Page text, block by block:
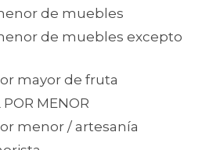
de muebles
de muebles excepto
mayor de fruta
POR MENOR
menor / artesanía